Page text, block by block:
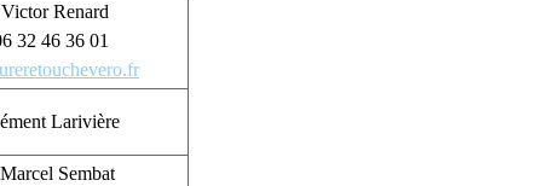
Renard
32 46 36 01
Larivière
Sembat